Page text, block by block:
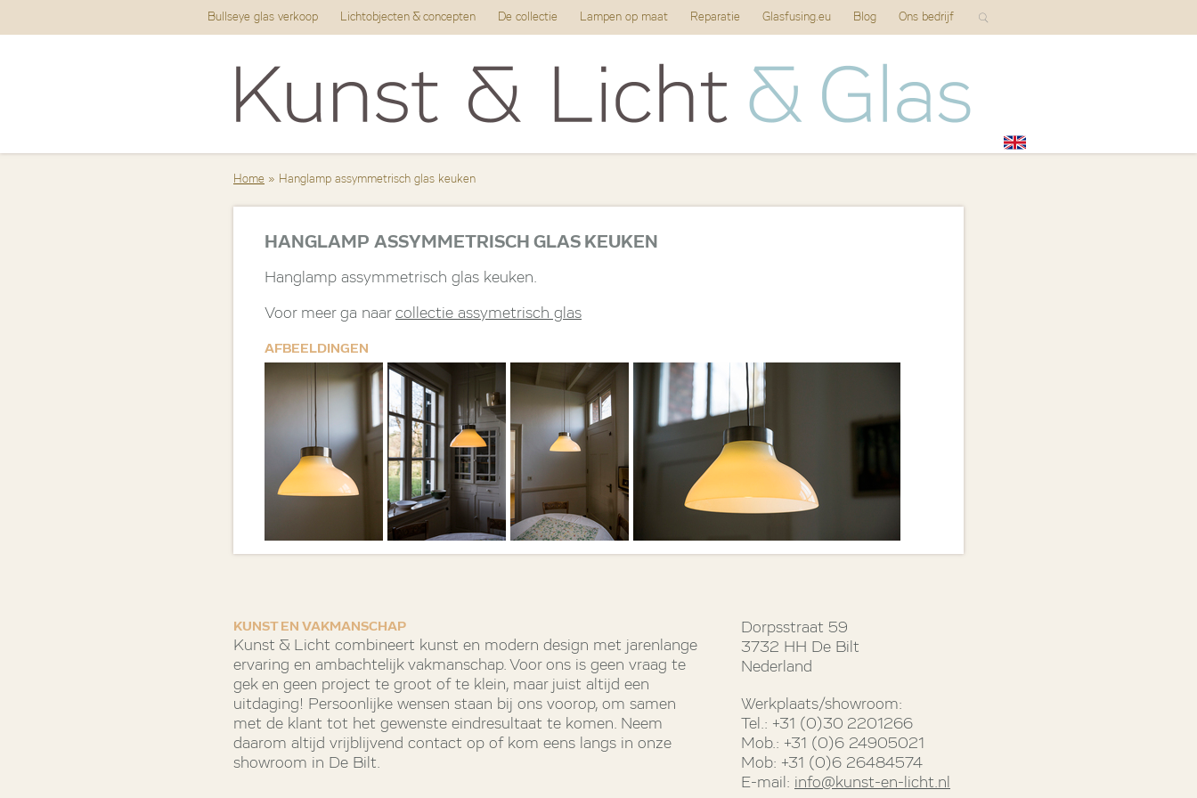
Bullseye glas verkoop Lichtobjecten & concepten De collectie Lampen op maat Reparatie Glasfusing.eu Blog Ons bedrijf
Home » Hanglamp assymmetrisch glas keuken
HANGLAMP ASSYMMETRISCH GLAS KEUKEN
Hanglamp assymmetrisch glas keuken.
Voor meer ga naar collectie assymetrisch glas
AFBEELDINGEN
KUNST EN VAKMANSCHAP
Kunst & Licht combineert kunst en modern design met jarenlange
ervaring en ambachtelijk vakmanschap. Voor ons is geen vraag te
gek en geen project te groot of te klein, maar juist altijd een
uitdaging! Persoonlijke wensen staan bij ons voorop, om samen
met de klant tot het gewenste eindresultaat te komen. Neem
daarom altijd vrijblijvend contact op of kom eens langs in onze
showroom in De Bilt.
Dorpsstraat 59
3732 HH De Bilt
Nederland
Werkplaats/showroom:
Tel.: +31 (0)30 2201266
Mob.: +31 (0)6 24905021
Mob: +31 (0)6 26484574
E-mail: info@kunst-en-licht.nl